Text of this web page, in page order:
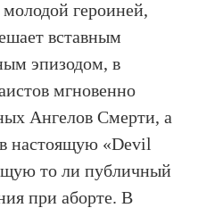
героиней,
вставным
эпизодом, в
мгновенно
Ангелов Смерти, а
настоящую «Devil
то ли публичный
при аборте. В